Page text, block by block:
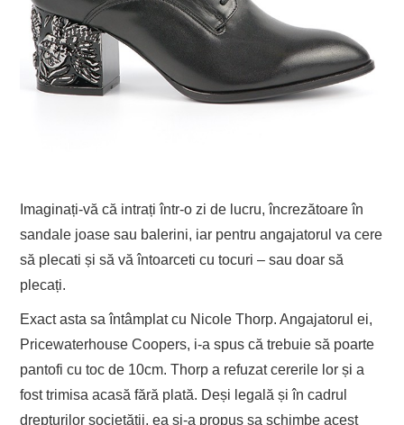
Imaginați-vă că intrați într-o zi de lucru, încrezătoare în
sandale joase sau balerini, iar pentru angajatorul va cere
să plecati și să vă întoarceti cu tocuri – sau doar să
plecați.
Exact asta sa întâmplat cu Nicole Thorp. Angajatorul ei,
Pricewaterhouse Coopers, i-a spus că trebuie să poarte
pantofi cu toc de 10cm. Thorp a refuzat cererile lor și a
fost trimisa acasă fără plată. Deși legală și în cadrul
drepturilor societății, ea si-a propus sa schimbe acest